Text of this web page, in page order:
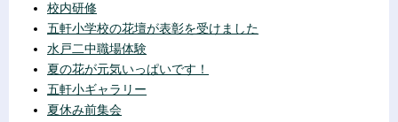
校内研修
五軒小学校の花壇が表彰を受けました
水戸二中職場体験
夏の花が元気いっぱいです！
五軒小ギャラリー
夏休み前集会